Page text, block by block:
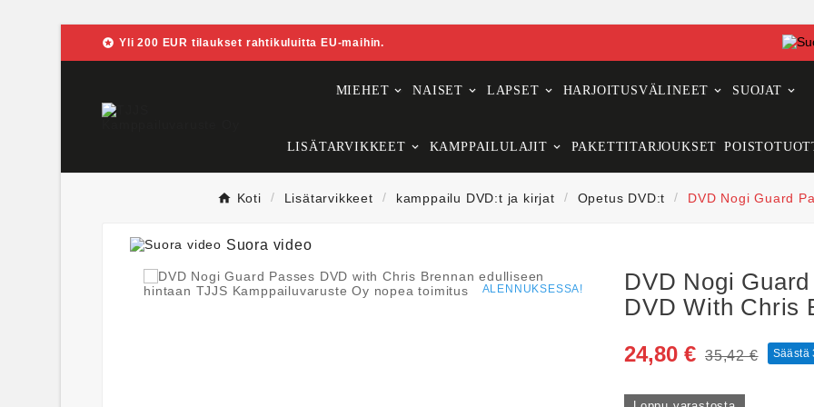
 Yli 200 EUR tilaukset rahtikuluitta EU-maihin.
MIEHET NAISET LAPSET HARJOITUSVÄLINEET SUOJAT
LISÄTARVIKKEET KAMPPAILULAJIT PAKETTITARJOUKSET
Koti Lisätarvikkeet kamppailu DVD:t ja kirjat Opetus DVD:t DVD Nogi Guard
Suora video
ALENNUKSESSA!
DVD Nogi
DVD With Chris
24,80 € 35,42 € Säästä